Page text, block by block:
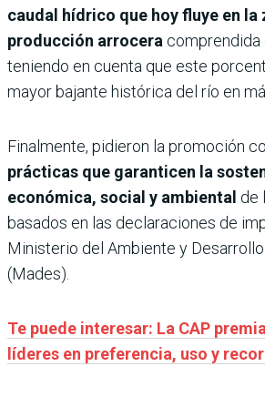
caudal hídrico que hoy fluye en la
producción arrocera comprendida
teniendo en cuenta que este
mayor bajante histórica del río en
Finalmente, pidieron la promoción
prácticas que garanticen la
económica, social y ambiental de
basados en las declaraciones de
Ministerio del Ambiente y
(Mades).
Te puede interesar: La CAP
líderes en preferencia, uso y